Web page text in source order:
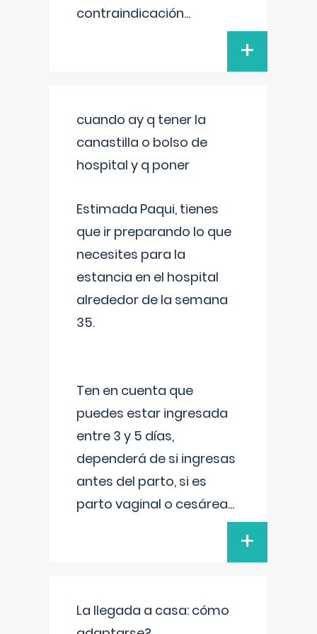
contraindicación...
+
cuando ay q tener la
canastilla o bolso de
hospital y q poner
Estimada Paqui, tienes
que ir preparando lo que
necesites para la
estancia en el hospital
alrededor de la semana
35.
Ten en cuenta que
puedes estar ingresada
entre 3 y 5 días,
dependerá de si ingresas
antes del parto, si es
parto vaginal o cesárea...
+
La llegada a casa: cómo